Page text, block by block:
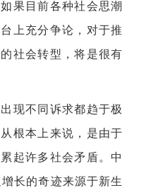
果目前各种社会思潮
上充分争论，对于推
社会转型，将是很有
现不同诉求都趋于极
根本上来说，是由于
起许多社会矛盾。中
长的奇迹来源于新生